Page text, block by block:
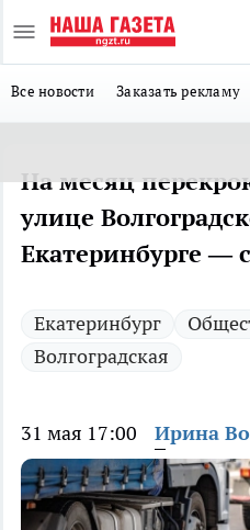
Все новости Заказать рекламу
На месяц
улице
Екатеринбурге —
Екатеринбург
Волгоградская
31 мая 17:00 Ирина